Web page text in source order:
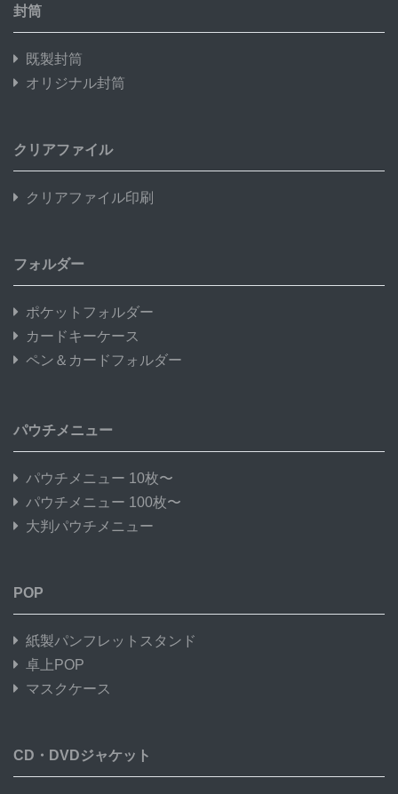
封筒
既製封筒
オリジナル封筒
クリアファイル
クリアファイル印刷
フォルダー
ポケットフォルダー
カードキーケース
ペン＆カードフォルダー
パウチメニュー
パウチメニュー 10枚〜
パウチメニュー 100枚〜
大判パウチメニュー
POP
紙製パンフレットスタンド
卓上POP
マスクケース
CD・DVDジャケット